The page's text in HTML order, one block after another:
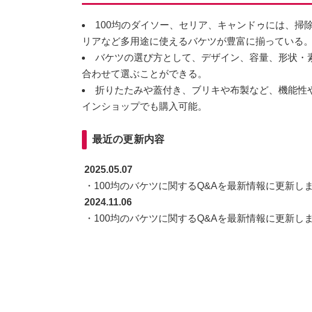
100均のダイソー、セリア、キャンドゥには、掃
リアなど多用途に使えるバケツが豊富に揃っている。
バケツの選び方として、デザイン、容量、形状
合わせて選ぶことができる。
折りたたみや蓋付き、ブリキや布製など、機能
インショップでも購入可能。
最近の更新内容
2025.05.07
・100均のバケツに関するQ&Aを最新情報に更新し
2024.11.06
・100均のバケツに関するQ&Aを最新情報に更新し